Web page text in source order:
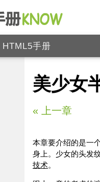
HTML5手册
美少女
« 上一章
本章要介绍的是一
身上。少女的头发
技术。